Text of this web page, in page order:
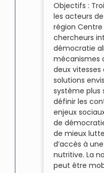
Objectifs :
les acteurs
région Centre
chercheurs
démocratie
mécanismes
deux vitesses
solutions
système plus
définir les
enjeux
de
de mieux
d’accès à
nutritive. La
peut être